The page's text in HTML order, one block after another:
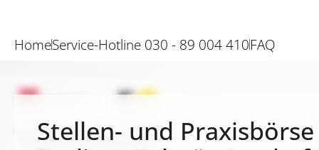
HomeService-Hotline 030 - 89 004 410FAQ
Stellen- und